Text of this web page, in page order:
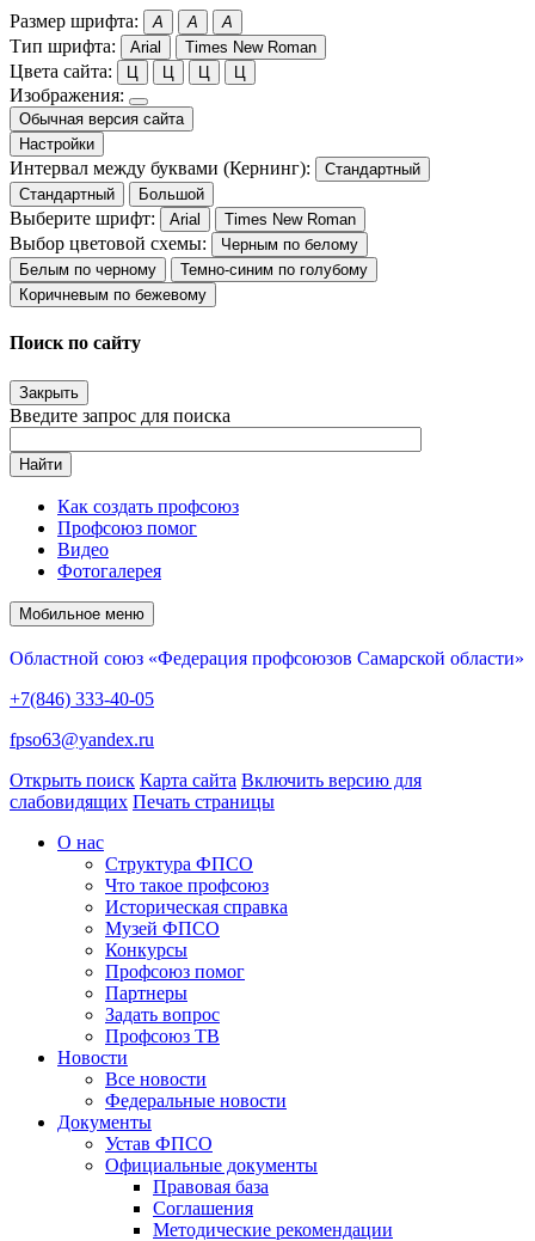
Размер шрифта: A A A
Тип шрифта: Arial Times New Roman
Цвета сайта: Ц Ц Ц Ц
Изображения:
Обычная версия сайта
Настройки
Интервал между буквами (Кернинг):
Стандартный
Стандартный
Большой
Выберите шрифт: Arial Times New Roman
Выбор цветовой схемы:
Черным по белому
Белым по черному
Темно-синим по голубому
Коричневым по бежевому
Поиск по сайту
Закрыть
Введите запрос для поиска
Найти
Как создать профсоюз
Профсоюз помог
Видео
Фотогалерея
Мобильное меню
Областной союз «Федерация профсоюзов Самарской области»
+7(846) 333-40-05
fpso63@yandex.ru
Открыть поиск Карта сайта Включить версию для
слабовидящих Печать страницы
О нас
Структура ФПСО
Что такое профсоюз
Историческая справка
Музей ФПСО
Конкурсы
Профсоюз помог
Партнеры
Задать вопрос
Профсоюз ТВ
Новости
Все новости
Федеральные новости
Документы
Устав ФПСО
Официальные документы
Правовая база
Соглашения
Методические рекомендации